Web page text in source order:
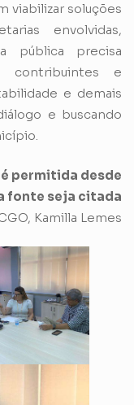
viabilizar soluções
envolvidas,
pública precisa
contribuintes e
e demais
e buscando
permitida desde
fonte seja citada
Kamilla Lemes